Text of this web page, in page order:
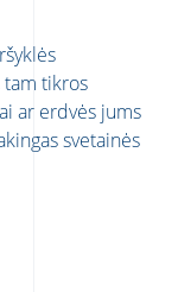
tam tikros
ar erdvės jums
svetainės